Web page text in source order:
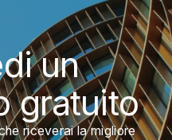
un
gratuito
riceverai la migliore